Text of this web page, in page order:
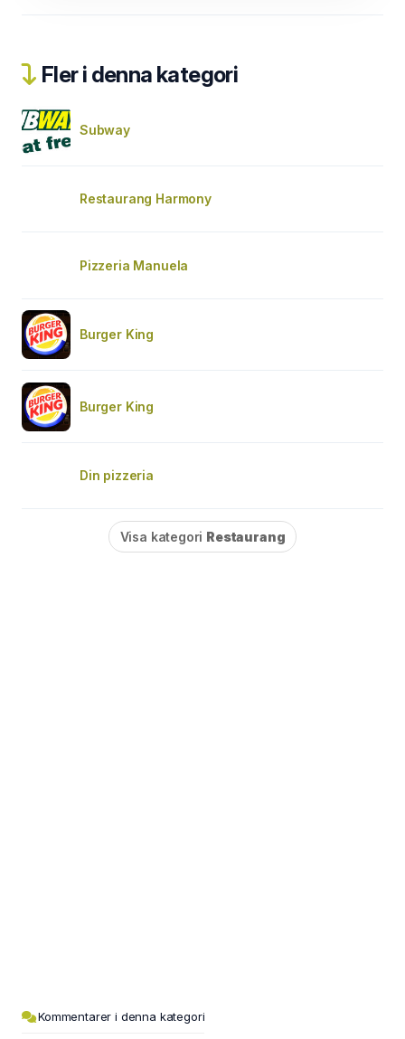
Fler i denna kategori
Subway
Restaurang Harmony
Pizzeria Manuela
Burger King
Burger King
Din pizzeria
Visa kategori Restaurang
Kommentarer i denna kategori